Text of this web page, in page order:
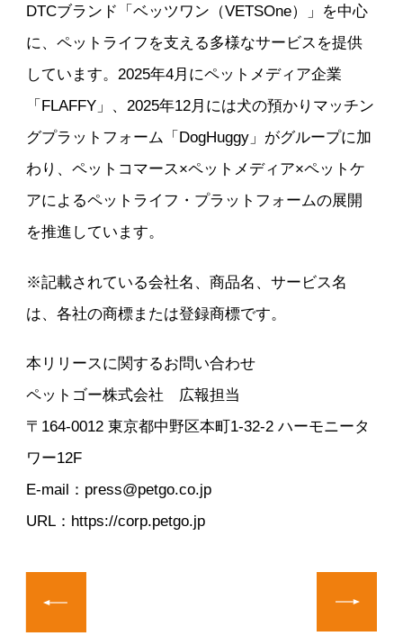
DTCブランド「ベッツワン（VETSOne）」を中心
に、ペットライフを支える多様なサービスを提供
しています。2025年4月にペットメディア企業
「FLAFFY」、2025年12月には犬の預かりマッチン
グプラットフォーム「DogHuggy」がグループに加
わり、ペットコマース×ペットメディア×ペットケ
アによるペットライフ・プラットフォームの展開
を推進しています。
※記載されている会社名、商品名、サービス名
は、各社の商標または登録商標です。
本リリースに関するお問い合わせ
ペットゴー株式会社 広報担当
〒164-0012 東京都中野区本町1-32-2 ハーモニータ
ワー12F
E-mail：press@petgo.co.jp
URL：https://corp.petgo.jp